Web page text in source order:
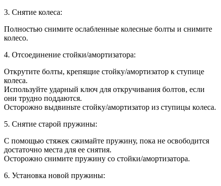
3. Снятие колеса:
Полностью снимите ослабленные колесные болты и снимите
колесо.
4. Отсоединение стойки/амортизатора:
Открутите болты, крепящие стойку/амортизатор к ступице
колеса.
Используйте ударный ключ для откручивания болтов, если
они трудно поддаются.
Осторожно выдвиньте стойку/амортизатор из ступицы колеса.
5. Снятие старой пружины:
С помощью стяжек сжимайте пружину, пока не освободится
достаточно места для ее снятия.
Осторожно снимите пружину со стойки/амортизатора.
6. Установка новой пружины: